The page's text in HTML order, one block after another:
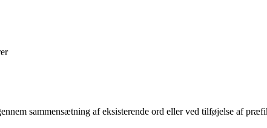
sammensætning af eksisterende ord eller ved tilføjelse af